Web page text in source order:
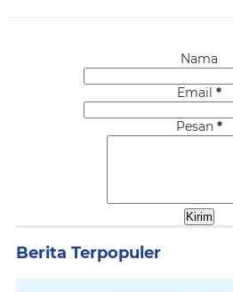
Nama
Email *
Pesan *
Berita Terpopuler